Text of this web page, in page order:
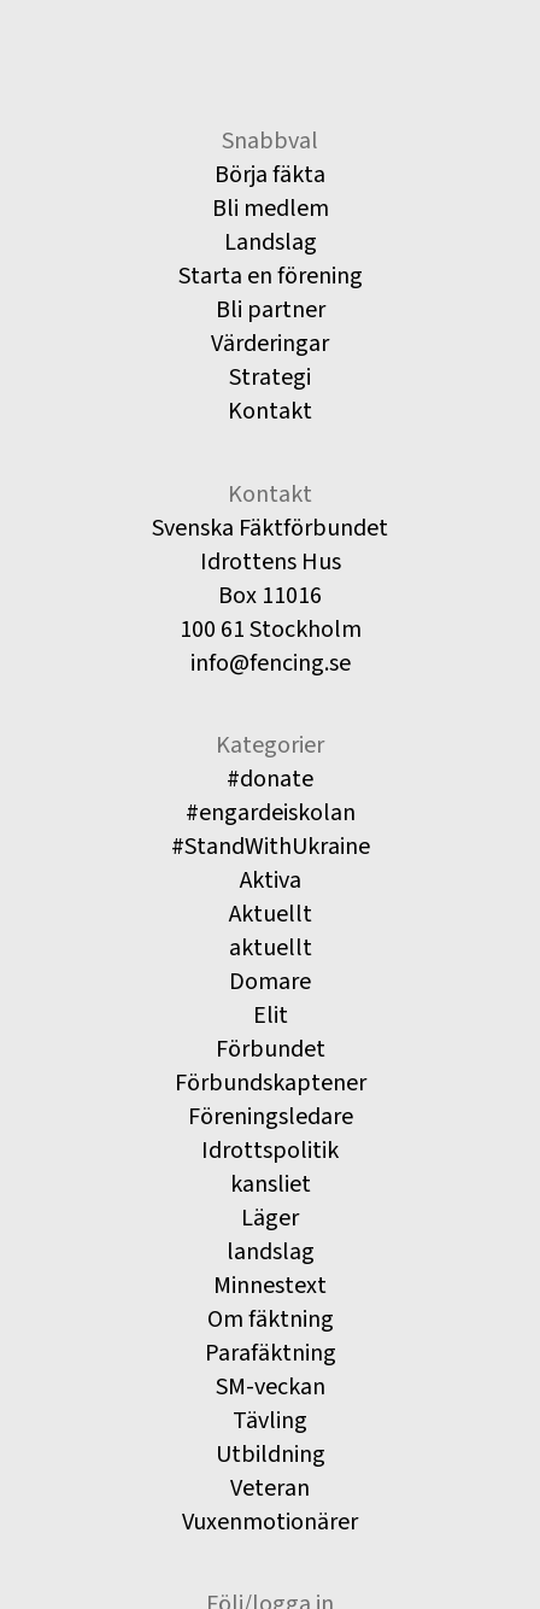
Snabbval
Börja fäkta
Bli medlem
Landslag
Starta en förening
Bli partner
Värderingar
Strategi
Kontakt
Kontakt
Svenska Fäktförbundet
Idrottens Hus
Box 11016
100 61 Stockholm
info@fencing.se
Kategorier
#donate
#engardeiskolan
#StandWithUkraine
Aktiva
Aktuellt
aktuellt
Domare
Elit
Förbundet
Förbundskaptener
Föreningsledare
Idrottspolitik
kansliet
Läger
landslag
Minnestext
Om fäktning
Parafäktning
SM-veckan
Tävling
Utbildning
Veteran
Vuxenmotionärer